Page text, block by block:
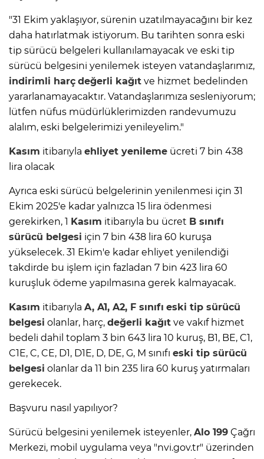
"31 Ekim yaklaşıyor, sürenin uzatılmayacağını bir kez
daha hatırlatmak istiyorum. Bu tarihten sonra eski
tip sürücü belgeleri kullanılamayacak ve eski tip
sürücü belgesini yenilemek isteyen vatandaşlarımız,
indirimli harç değerli kağıt ve hizmet bedelinden
yararlanamayacaktır. Vatandaşlarımıza sesleniyorum;
lütfen nüfus müdürlüklerimizden randevumuzu
alalım, eski belgelerimizi yenileyelim."
Kasım itibarıyla ehliyet yenileme ücreti 7 bin 438
lira olacak
Ayrıca eski sürücü belgelerinin yenilenmesi için 31
Ekim 2025'e kadar yalnızca 15 lira ödenmesi
gerekirken, 1 Kasım itibarıyla bu ücret B sınıfı
sürücü belgesi için 7 bin 438 lira 60 kuruşa
yükselecek. 31 Ekim'e kadar ehliyet yenilendiği
takdirde bu işlem için fazladan 7 bin 423 lira 60
kuruşluk ödeme yapılmasına gerek kalmayacak.
Kasım itibarıyla A, A1, A2, F sınıfı eski tip sürücü
belgesi olanlar, harç, değerli kağıt ve vakıf hizmet
bedeli dahil toplam 3 bin 643 lira 10 kuruş, B1, BE, C1,
C1E, C, CE, D1, D1E, D, DE, G, M sınıfı eski tip sürücü
belgesi olanlar da 11 bin 235 lira 60 kuruş yatırmaları
gerekecek.
Başvuru nasıl yapılıyor?
Sürücü belgesini yenilemek isteyenler, Alo 199 Çağrı
Merkezi, mobil uygulama veya "nvi.gov.tr" üzerinden